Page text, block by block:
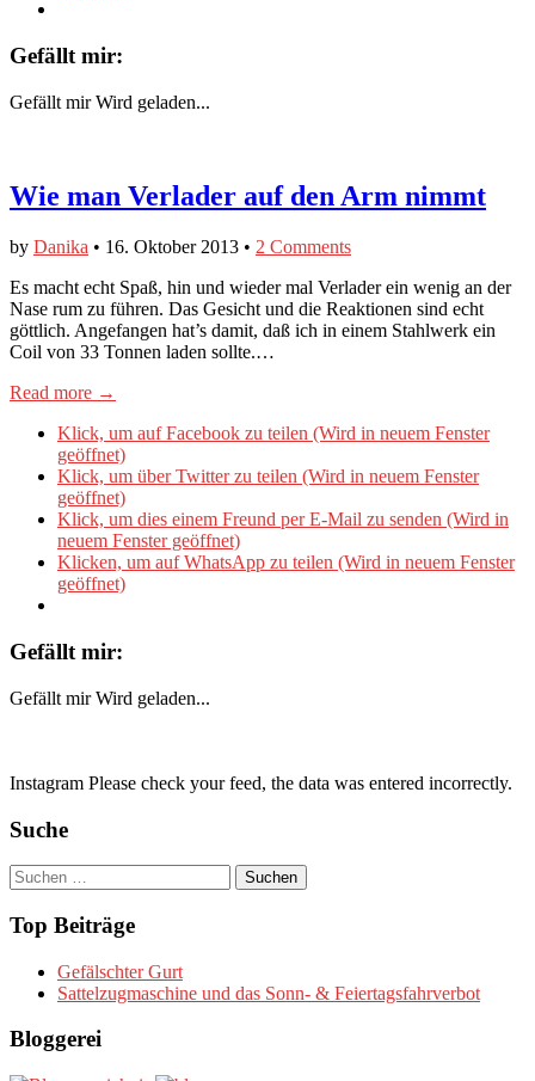
Gefällt mir:
Gefällt mir Wird geladen...
Wie man Verlader auf den Arm nimmt
by Danika • 16. Oktober 2013 • 2 Comments
Es macht echt Spaß, hin und wieder mal Verlader ein wenig an der
Nase rum zu führen. Das Gesicht und die Reaktionen sind echt
göttlich. Angefangen hat’s damit, daß ich in einem Stahlwerk ein
Coil von 33 Tonnen laden sollte.…
Read more →
Klick, um auf Facebook zu teilen (Wird in neuem Fenster
geöffnet)
Klick, um über Twitter zu teilen (Wird in neuem Fenster
geöffnet)
Klick, um dies einem Freund per E-Mail zu senden (Wird in
neuem Fenster geöffnet)
Klicken, um auf WhatsApp zu teilen (Wird in neuem Fenster
geöffnet)
Gefällt mir:
Gefällt mir Wird geladen...
Instagram Please check your feed, the data was entered incorrectly.
Suche
Suchen
nach:
Top Beiträge
Gefälschter Gurt
Sattelzugmaschine und das Sonn- & Feiertagsfahrverbot
Bloggerei